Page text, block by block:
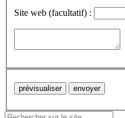
Site web (facultatif) :